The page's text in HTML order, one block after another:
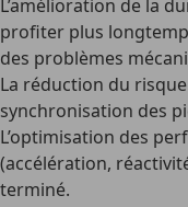
L’amélioration de la
profiter plus
des problèmes
La réduction du
synchronisation des
L’optimisation des
(accélération,
terminé.